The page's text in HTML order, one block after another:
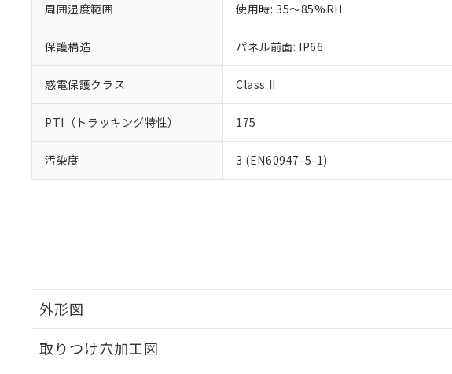
周囲湿度範囲 使用時: 35～85%RH
保護構造 パネル前面: IP66
感電保護クラス Class II
PTI（トラッキング特性） 175
汚染度 3 (EN60947-5-1)
外形図
取りつけ穴加工図